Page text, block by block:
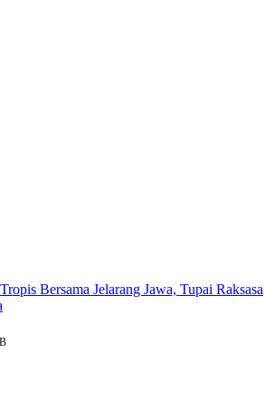
Bersama Jelarang Jawa, Tupai Raksasa